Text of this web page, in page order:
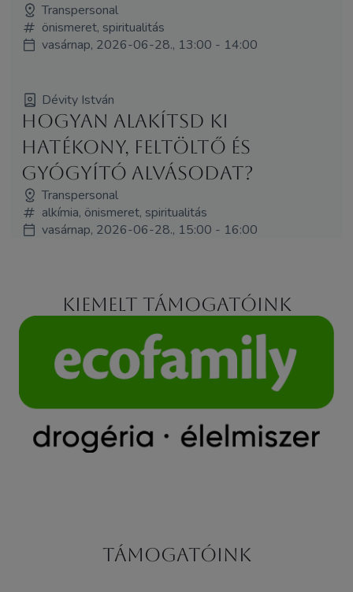
Transpersonal
önismeret, spiritualitás
vasárnap, 2026-06-28., 13:00 - 14:00
Dévity István
Hogyan alakítsd ki
hatékony, feltöltő és
gyógyító alvásodat?
Transpersonal
alkímia, önismeret, spiritualitás
vasárnap, 2026-06-28., 15:00 - 16:00
Kiemelt támogatóink
Támogatóink